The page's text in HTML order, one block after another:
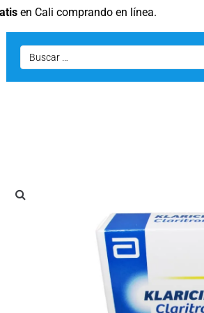
en Cali comprando en línea.